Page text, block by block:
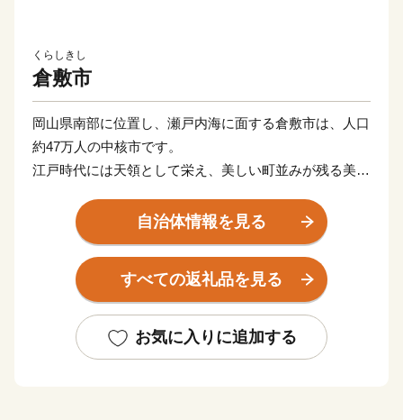
くらしきし
倉敷市
岡山県南部に位置し、瀬戸内海に面する倉敷市は、人口
約47万人の中核市です。
江戸時代には天領として栄え、美しい町並みが残る美観
などが観光地として人気を集めています。
また、温暖な気候と高梁川の豊かな水を利用して栽培し
た桃やマスカット、国産ジーンズ発祥の地である児島の
デニムなど、各地の個性を活かした特産品が数多くあ
ふるさと納税のお礼の品としてご用意させていただいて
自治体情報を見る
すべての返礼品を見る
お気に入りに追加する